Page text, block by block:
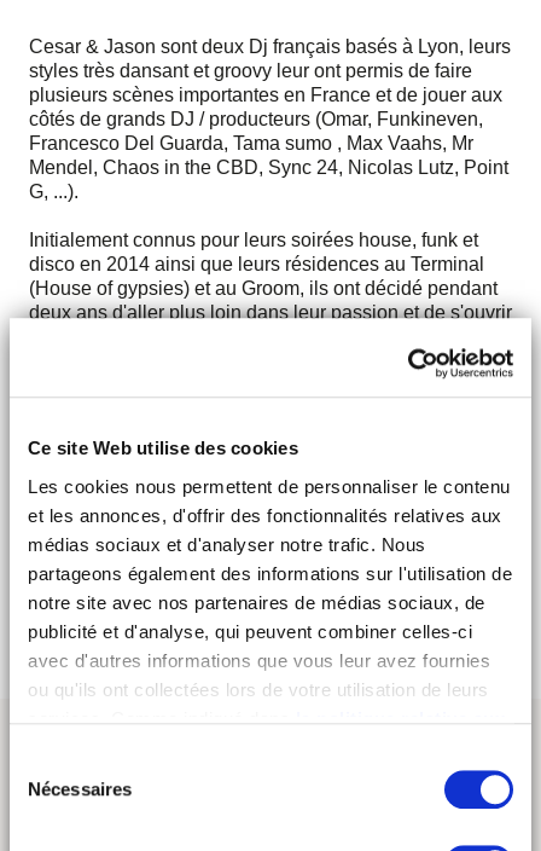
Ce site Web utilise des cookies
Les cookies nous permettent de personnaliser le contenu
et les annonces, d'offrir des fonctionnalités relatives aux
médias sociaux et d'analyser notre trafic. Nous
partageons également des informations sur l'utilisation de
notre site avec nos partenaires de médias sociaux, de
publicité et d'analyse, qui peuvent combiner celles-ci
avec d'autres informations que vous leur avez fournies
ou qu'ils ont collectées lors de votre utilisation de leurs
cliquant sur « tout autoriser » ; vous refusez ce dépôt de
cookies (sauf cookies nécessaires) en cliquant sur « tout
Nécessaires
Cesar & Jason sont deux Dj français basés à Lyon, leurs
styles très dansant et groovy leur ont permis de faire
plusieurs scènes importantes en France et de jouer aux
côtés de grands DJ / producteurs (Omar, Funkineven,
Francesco Del Guarda, Tama sumo , Max Vaahs, Mr
Mendel, Chaos in the CBD, Sync 24, Nicolas Lutz, Point
G, ...).
Initialement connus pour leurs soirées house, funk et
disco en 2014 ainsi que leurs résidences au Terminal
(House of gypsies) et au Groom, ils ont décidé pendant
deux ans d'aller plus loin dans leur passion et de s'ouvrir
nous donne envie de les accompagner toute la nuit dans
leur selecta très élaborée et pointue.
FACEBOOK
SOUNDCLOUD